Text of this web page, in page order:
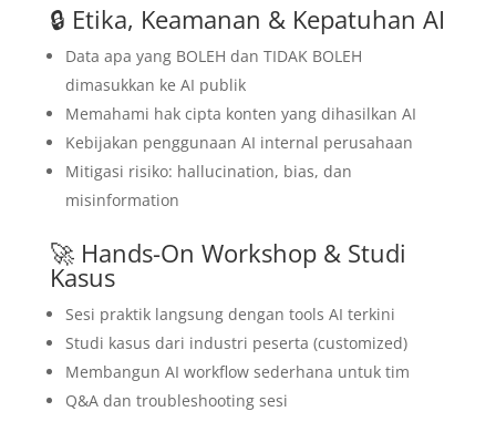
🔒 Etika, Keamanan & Kepatuhan AI
Data apa yang BOLEH dan TIDAK BOLEH
dimasukkan ke AI publik
Memahami hak cipta konten yang dihasilkan AI
Kebijakan penggunaan AI internal perusahaan
Mitigasi risiko: hallucination, bias, dan
misinformation
🚀 Hands-On Workshop & Studi
Kasus
Sesi praktik langsung dengan tools AI terkini
Studi kasus dari industri peserta (customized)
Membangun AI workflow sederhana untuk tim
Q&A dan troubleshooting sesi